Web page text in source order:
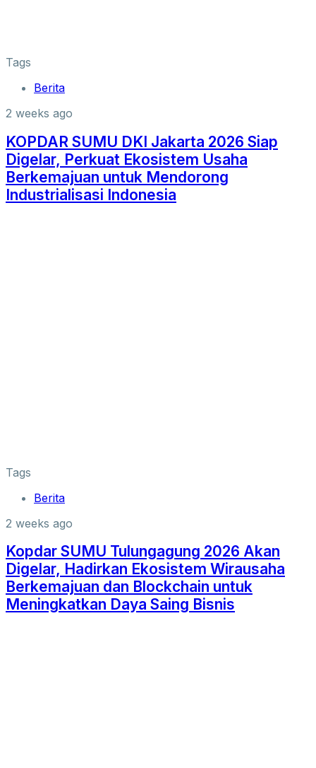
Tags
Berita
2 weeks ago
KOPDAR SUMU DKI Jakarta 2026 Siap
Digelar, Perkuat Ekosistem Usaha
Berkemajuan untuk Mendorong
Industrialisasi Indonesia
Tags
Berita
2 weeks ago
Kopdar SUMU Tulungagung 2026 Akan
Digelar, Hadirkan Ekosistem Wirausaha
Berkemajuan dan Blockchain untuk
Meningkatkan Daya Saing Bisnis